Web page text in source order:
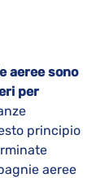
aeree sono
per
principio
aeree